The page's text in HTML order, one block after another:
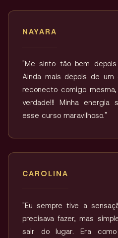
NAYARA
"Me sinto tão bem
Ainda mais depois de
reconecto comigo
verdade!!! Minha energia
esse curso maravilhoso."
CAROLINA
"Eu sempre tive a
precisava fazer, mas
sair do lugar. Era